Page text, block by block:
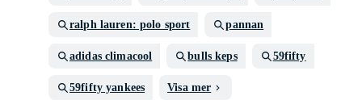
ralph lauren: polo sport pannan
adidas climacool bulls keps 59fifty
59fifty yankees Visa mer